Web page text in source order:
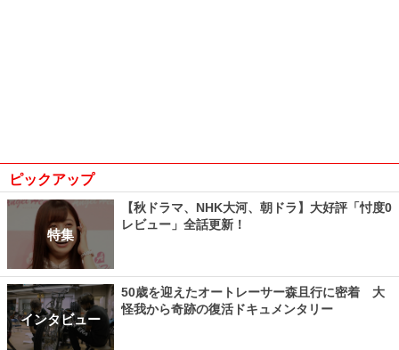
ピックアップ
特集
【秋ドラマ、NHK大河、朝ドラ】大好評「忖度0
レビュー」全話更新！
インタビュー
50歳を迎えたオートレーサー森且行に密着 大
怪我から奇跡の復活ドキュメンタリー